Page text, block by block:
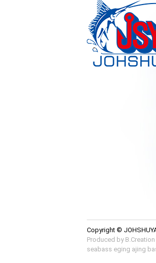
Copyright ©
Produced by B.Creation
seabass eging ajing